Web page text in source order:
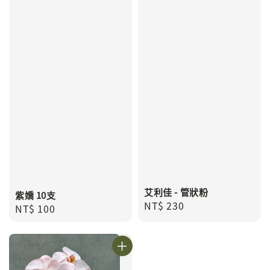
紫嬌 10支
Regular
NT$ 100
艾利佳 - 管狀粉
Regular
NT$ 230